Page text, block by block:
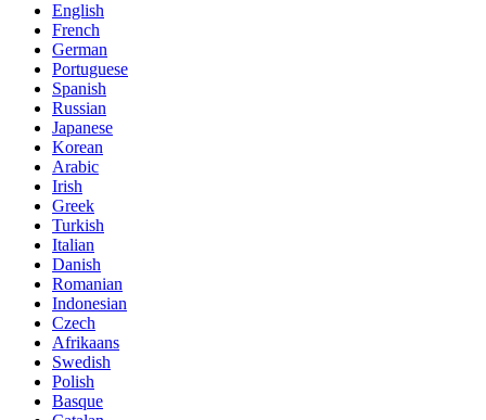
English
French
German
Portuguese
Spanish
Russian
Japanese
Korean
Arabic
Irish
Greek
Turkish
Italian
Danish
Romanian
Indonesian
Czech
Afrikaans
Swedish
Polish
Basque